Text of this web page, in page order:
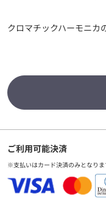
クロマチックハーモニカ
ご利用可能決済
※支払いはカード決済のみとなりま